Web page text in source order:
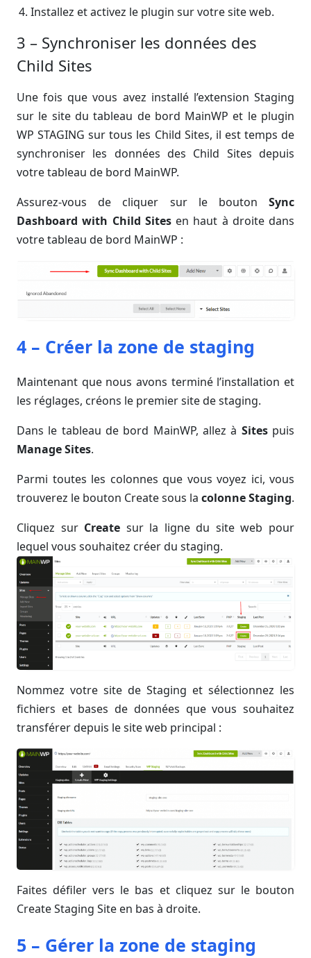
Installez et activez le plugin sur votre site web.
3 – Synchroniser les données des
Child Sites
Une fois que vous avez installé l’extension Staging
sur le site du tableau de bord MainWP et le plugin
WP STAGING sur tous les Child Sites, il est temps de
synchroniser les données des Child Sites depuis
votre tableau de bord MainWP.
Assurez-vous de cliquer sur le bouton Sync
Dashboard with Child Sitesen haut à droite dans
votre tableau de bord MainWP :
4 – Créer la zone de staging
Maintenant que nous avons terminé l’installation et
les réglages, créons le premier site de staging.
Dans le tableau de bord MainWP, allez à Sitespuis
Manage Sites.
Parmi toutes les colonnes que vous voyez ici, vous
trouverez le bouton Create sous la colonne Staging.
Cliquez sur Create sur la ligne du site web pour
lequel vous souhaitez créer du staging.
Nommez votre site de Staging et sélectionnez les
fichiers et bases de données que vous souhaitez
transférer depuis le site web principal :
Faites défiler vers le bas et cliquez sur le bouton
Create Staging Site en bas à droite.
5 – Gérer la zone de staging